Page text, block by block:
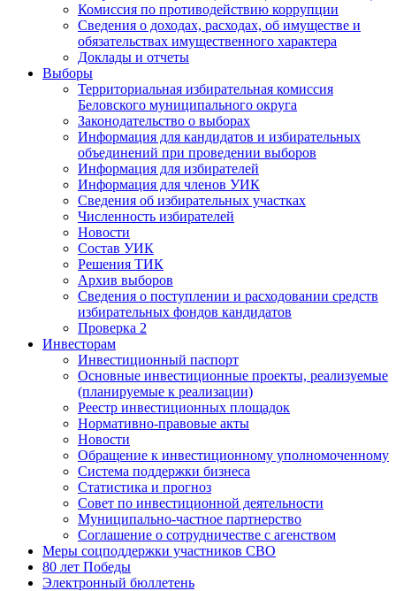
Комиссия по противодействию коррупции
Сведения о доходах, расходах, об имуществе и
обязательствах имущественного характера
Доклады и отчеты
Выборы
Территориальная избирательная комиссия
Беловского муниципального округа
Законодательство о выборах
Информация для кандидатов и избирательных
объединений при проведении выборов
Информация для избирателей
Информация для членов УИК
Сведения об избирательных участках
Численность избирателей
Новости
Состав УИК
Решения ТИК
Архив выборов
Сведения о поступлении и расходовании средств
избирательных фондов кандидатов
Проверка 2
Инвесторам
Инвестиционный паспорт
Основные инвестиционные проекты, реализуемые
(планируемые к реализации)
Реестр инвестиционных площадок
Нормативно-правовые акты
Новости
Обращение к инвестиционному уполномоченному
Система поддержки бизнеса
Статистика и прогноз
Совет по инвестиционной деятельности
Муниципально-частное партнерство
Соглашение о сотрудничестве с агенством
Меры соцподдержки участников СВО
80 лет Победы
Электронный бюллетень